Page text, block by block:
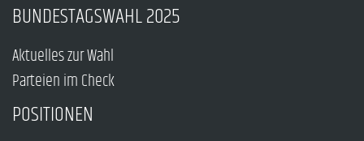
BUNDESTAGSWAHL 2025
Aktuelles zur Wahl
Parteien im Check
POSITIONEN